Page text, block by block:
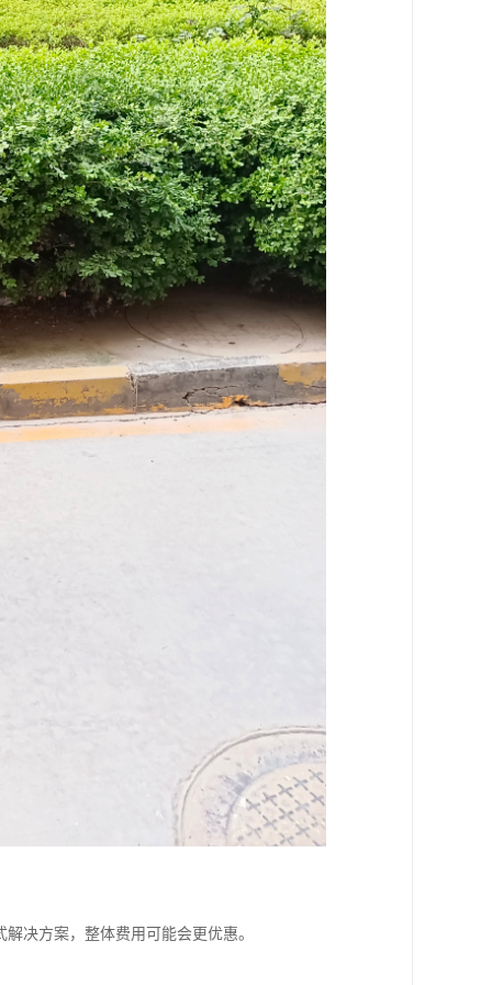
决方案，整体费用可能会更优惠。